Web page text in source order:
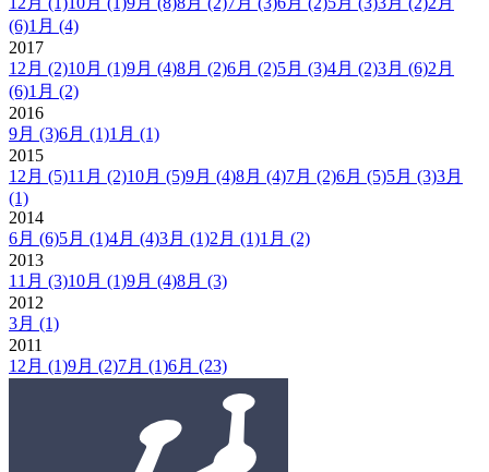
(6)1月 (4)
2017
12月 (2)10月 (1)9月 (4)8月 (2)6月 (2)5月 (3)4月 (2)3月 (6)2月
(6)1月 (2)
2016
9月 (3)6月 (1)1月 (1)
2015
12月 (5)11月 (2)10月 (5)9月 (4)8月 (4)7月 (2)6月 (5)5月 (3)3月
(1)
2014
6月 (6)5月 (1)4月 (4)3月 (1)2月 (1)1月 (2)
2013
11月 (3)10月 (1)9月 (4)8月 (3)
2012
3月 (1)
2011
12月 (1)9月 (2)7月 (1)6月 (23)